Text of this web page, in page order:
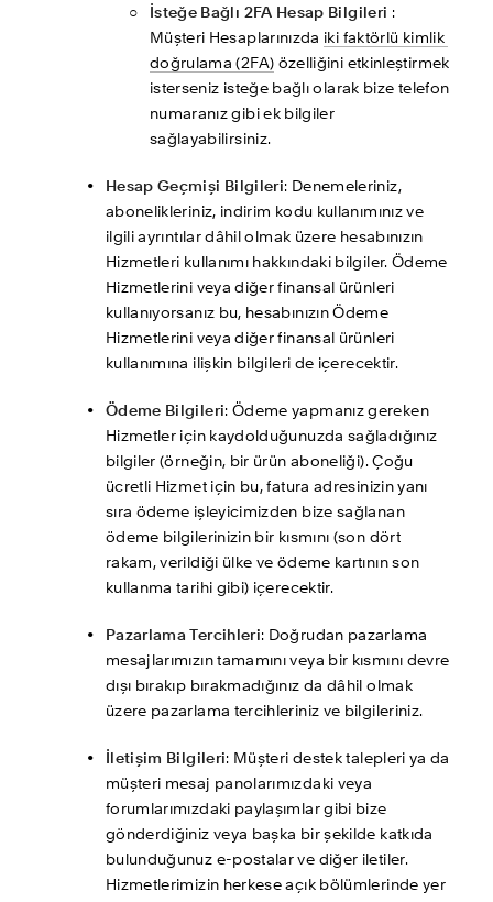
İsteğe Bağlı 2FA Hesap Bilgileri :
Müşteri Hesaplarınızda iki faktörlü kimlik
doğrulama (2FA) özelliğini etkinleştirmek
isterseniz isteğe bağlı olarak bize telefon
numaranız gibi ek bilgiler
sağlayabilirsiniz.
Hesap Geçmişi Bilgileri: Denemeleriniz,
abonelikleriniz, indirim kodu kullanımınız ve
ilgili ayrıntılar dâhil olmak üzere hesabınızın
Hizmetleri kullanımı hakkındaki bilgiler. Ödeme
Hizmetlerini veya diğer finansal ürünleri
kullanıyorsanız bu, hesabınızın Ödeme
Hizmetlerini veya diğer finansal ürünleri
kullanımına ilişkin bilgileri de içerecektir.
Ödeme Bilgileri: Ödeme yapmanız gereken
Hizmetler için kaydolduğunuzda sağladığınız
bilgiler (örneğin, bir ürün aboneliği). Çoğu
ücretli Hizmet için bu, fatura adresinizin yanı
sıra ödeme işleyicimizden bize sağlanan
ödeme bilgilerinizin bir kısmını (son dört
rakam, verildiği ülke ve ödeme kartının son
kullanma tarihi gibi) içerecektir.
Pazarlama Tercihleri: Doğrudan pazarlama
mesajlarımızın tamamını veya bir kısmını devre
dışı bırakıp bırakmadığınız da dâhil olmak
üzere pazarlama tercihleriniz ve bilgileriniz.
İletişim Bilgileri: Müşteri destek talepleri ya da
müşteri mesaj panolarımızdaki veya
forumlarımızdaki paylaşımlar gibi bize
gönderdiğiniz veya başka bir şekilde katkıda
bulunduğunuz e-postalar ve diğer iletiler.
Hizmetlerimizin herkese açık bölümlerinde yer